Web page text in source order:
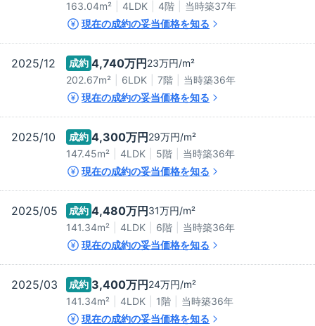
163.04m² 4LDK 4階 当時築37年
現在の成約の妥当価格を知る
2025/12 成約 4,740万円23万円/m²
202.67m²
6LDK 7階 当時築36年
現在の成約の妥当価格を知る
2025/10 成約 4,300万円29万円/m²
147.45m²
4LDK 5階 当時築36年
現在の成約の妥当価格を知る
2025/05 成約 4,480万円31万円/m²
141.34m²
4LDK 6階 当時築36年
現在の成約の妥当価格を知る
2025/03 成約 3,400万円24万円/m²
141.34m²
4LDK 1階 当時築36年
現在の成約の妥当価格を知る